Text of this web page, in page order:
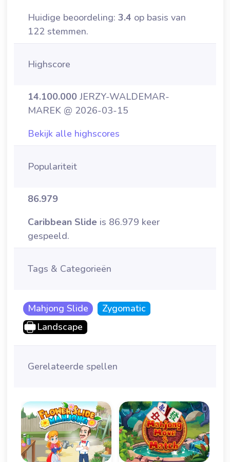
Huidige beoordeling: 3.4 op basis van
122 stemmen.
Highscore
14.100.000 JERZY-WALDEMAR-
MAREK @ 2026-03-15
Bekijk alle highscores
Populariteit
86.979
Caribbean Slide is 86.979 keer
gespeeld.
Tags & Categorieën
Mahjong Slide
Zygomatic
Landscape
Gerelateerde spellen